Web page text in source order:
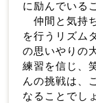
に励んでいる
仲間と気持
を行うリズム
の思いやりの
練習を信じ、
んの挑戦は、
なることでし